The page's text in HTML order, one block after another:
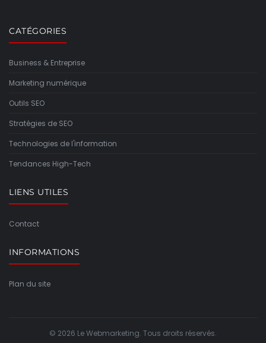
CATÉGORIES
Business & Entreprise
Marketing numérique
Outils SEO
Stratégies de SEO
Technologies de l'information
Tendances High-Tech
LIENS UTILES
Contact
INFORMATIONS
Plan du site
© 2026 Le Webmarketing. Tous droits réservés.